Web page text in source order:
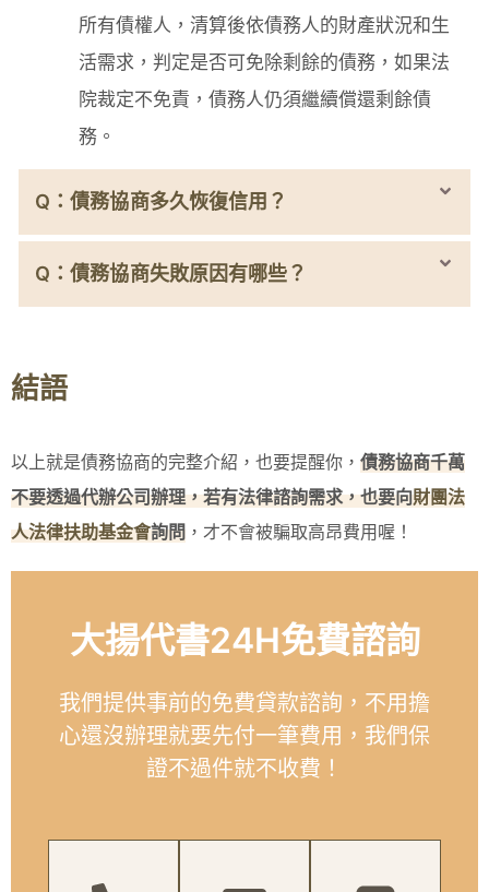
所有債權人，清算後依債務人的財產狀況和生
活需求，判定是否可免除剩餘的債務，如果法
院裁定不免責，債務人仍須繼續償還剩餘債
務。
Q：債務協商多久恢復信用？
Q：債務協商失敗原因有哪些？
結語
以上就是債務協商的完整介紹，也要提醒你， 債務協商千萬
不要透過代辦公司辦理，若有法律諮詢需求，也要向財團法
人法律扶助基金會詢問 ，才不會被騙取高昂費用喔！
大揚代書24H免費諮詢
我們提供事前的免費貸款諮詢，不用擔
心還沒辦理就要先付一筆費用，我們保
證不過件就不收費！